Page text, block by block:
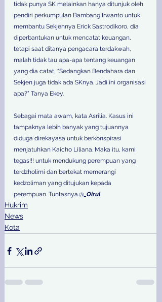
tidak punya SK melainkan hanya ditunjuk oleh
pendiri perkumpulan Bambang Irwanto untuk
membantu Sekjennya Erick Sastrodikoro, dia
diperbantukan untuk mencatat keuangan,
tetapi saat ditanya pengacara terdakwah,
malah tidak tau apa-apa tentang keuangan
yang dia catat, “Sedangkan Bendahara dan
Sekjen juga tidak ada SKnya. Jadi ini organisasi
apa?” Tanya Ekey.
Sebagai mata awam, kata Asrilia. Kasus ini
tampaknya lebih banyak yang tujuannya
diduga direkayasa untuk berkonspirasi
menjatuhkan Kaicho Liliana. Maka itu, kami
tegas!!! untuk mendukung perempuan yang
terdzholimi dan bertekat memerangi
kedzoliman yang ditujukan kepada
perempuan. Tuntasnya.@ _Oirul
Hukrim
News
Kota